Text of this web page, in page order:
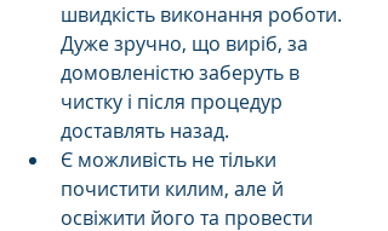
швидкість виконання роботи.
Дуже зручно, що виріб, за
домовленістю заберуть в
чистку і після процедур
доставлять назад.
Є можливість не тільки
почистити килим, але й
освіжити його та провести